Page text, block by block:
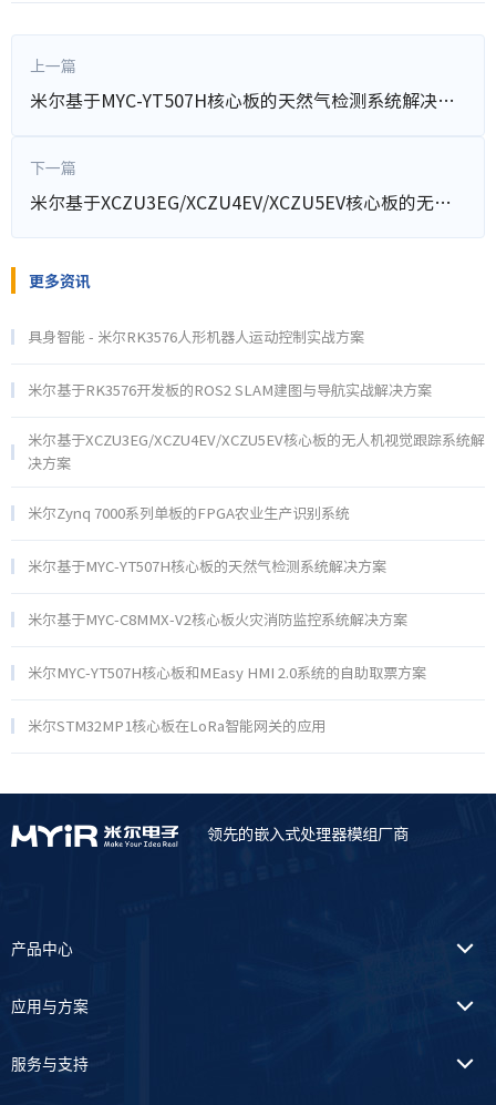
上一篇
米尔基于MYC-YT507H核心板的天然气检测系统解决方案
下一篇
米尔基于XCZU3EG/XCZU4EV/XCZU5EV核心板的无人机视觉跟踪系统解决方案
更多资讯
具身智能 - 米尔RK3576人形机器人运动控制实战方案
米尔基于RK3576开发板的ROS2 SLAM建图与导航实战解决方案
米尔基于XCZU3EG/XCZU4EV/XCZU5EV核心板的无人机视觉跟踪系统解
决方案
米尔Zynq 7000系列单板的FPGA农业生产识别系统
米尔基于MYC-YT507H核心板的天然气检测系统解决方案
米尔基于MYC-C8MMX-V2核心板火灾消防监控系统解决方案
米尔MYC-YT507H核心板和MEasy HMI 2.0系统的自助取票方案
米尔STM32MP1核心板在LoRa智能网关的应用
领先的嵌入式处理器模组厂商
产品中心
应用与方案
服务与支持